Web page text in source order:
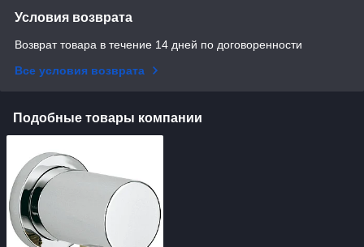
Условия возврата
Возврат товара в течение 14 дней по договоренности
Все условия возврата
Подобные товары компании